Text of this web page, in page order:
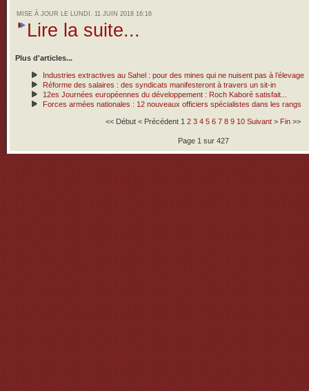
MISE À JOUR LE LUNDI, 11 JUIN 2018 16:16
Lire la suite...
Plus d'articles...
Industries extractives au Sahel : pour des mines qui ne nuisent pas à l’élevage
Réforme des salaires : des syndicats manifesteront à travers un sit-in
12es Journées européennes du développement : Roch Kaboré satisfait...
Forces armées nationales : 12 nouveaux officiers spécialistes dans les rangs
<< Début < Précédent 1 2 3 4 5 6 7 8 9 10 Suivant > Fin >>
Page 1 sur 427